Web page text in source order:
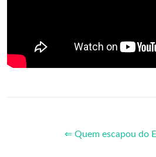
⇐ Quem escapou do